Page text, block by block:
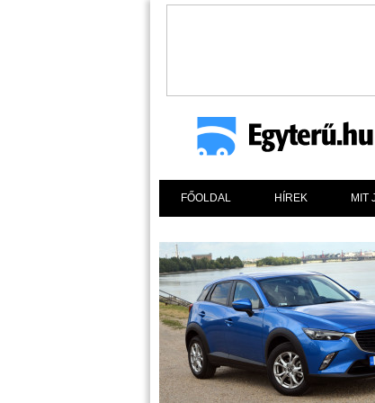
FŐOLDAL HÍREK MIT